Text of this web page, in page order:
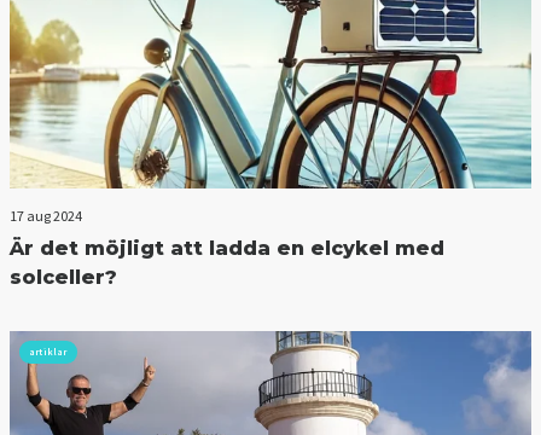
17 aug 2024
Är det möjligt att ladda en elcykel med
solceller?
artiklar